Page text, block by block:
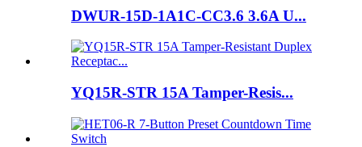
DWUR-15D-1A1C-CC3.6 3.6A U...
YQ15R-STR 15A Tamper-Resis...